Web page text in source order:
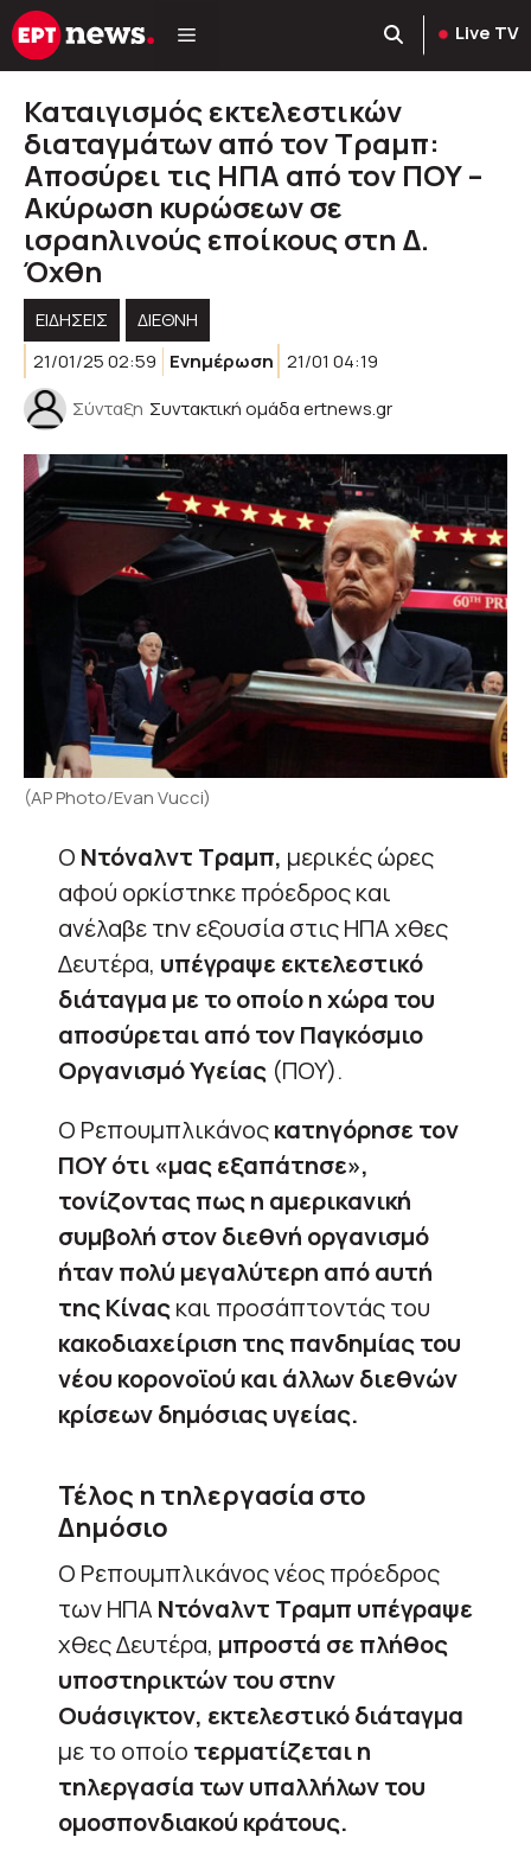
Μετάβαση
σε
Live TV
Καταιγισμός εκτελεστικών
διαταγμάτων από τον Τραμπ:
Aποσύρει τις ΗΠΑ από τον ΠΟΥ –
Ακύρωση κυρώσεων σε
ισραηλινούς εποίκους στη Δ.
Όχθη
ΕΙΔΗΣΕΙΣ
ΔΙΕΘΝΗ
21/01/25 02:59
Ενημέρωση 21/01 04:19
Σύνταξη Συντακτική ομάδα ertnews.gr
(AP Photo/Evan Vucci)
Ο Ντόναλντ Τραμπ, μερικές ώρες
αφού ορκίστηκε πρόεδρος και
ανέλαβε την εξουσία στις ΗΠΑ χθες
Δευτέρα, υπέγραψε εκτελεστικό
διάταγμα με το οποίο η χώρα του
αποσύρεται από τον Παγκόσμιο
Οργανισμό Υγείας (ΠΟΥ).
Ο Ρεπουμπλικάνοςκατηγόρησε τον
ΠΟΥ ότι «μας εξαπάτησε»,
τονίζοντας πως η αμερικανική
συμβολή στον διεθνή οργανισμό
ήταν πολύ μεγαλύτερη από αυτή
της Κίναςκαι προσάπτοντάς του
κακοδιαχείριση της πανδημίας του
νέου κορονοϊού και άλλων διεθνών
κρίσεων δημόσιας υγείας.
Τέλος η τηλεργασία στο
Δημόσιο
Ο Ρεπουμπλικάνος νέος πρόεδρος
των ΗΠΑ Ντόναλντ Τραμπ υπέγραψε
χθες Δευτέρα, μπροστά σε πλήθος
υποστηρικτών του στην
Ουάσιγκτον, εκτελεστικό διάταγμα
με το οποίο τερματίζεται η
τηλεργασία των υπαλλήλων του
ομοσπονδιακού κράτους.